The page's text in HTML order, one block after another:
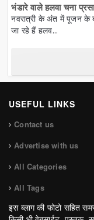
भंडारे वाले हलवा चना
नवरात्री के अंत में पूजन के
जा रहे हैं हलव...
USEFUL LINKS
Contact us
Advertise with us
All Categories
All Tags
इस ब्लाग की फोटो सहित